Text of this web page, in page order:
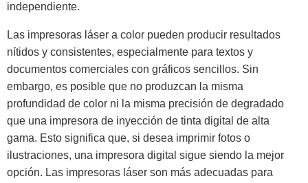
independiente.
Las impresoras láser a color pueden producir resultados
nítidos y consistentes, especialmente para textos y
documentos comerciales con gráficos sencillos. Sin
embargo, es posible que no produzcan la misma
profundidad de color ni la misma precisión de degradado
que una impresora de inyección de tinta digital de alta
gama. Esto significa que, si desea imprimir fotos o
ilustraciones, una impresora digital sigue siendo la mejor
opción. Las impresoras láser son más adecuadas para